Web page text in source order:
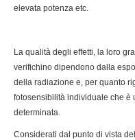
elevata potenza etc.
La qualità degli effetti, la loro
verifichino dipendono dalla
della radiazione e, per quanto
fotosensibilità individuale che è
determinata.
Considerati dal punto di vista